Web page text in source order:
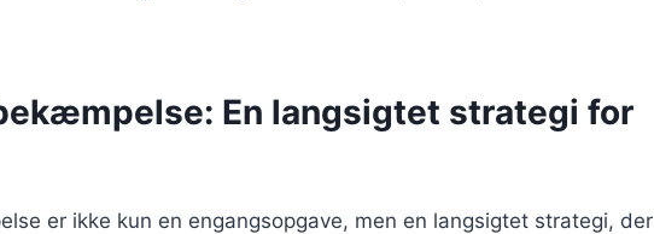
En langsigtet strategi for
er ikke kun en engangsopgave, men en langsigtet strategi, der